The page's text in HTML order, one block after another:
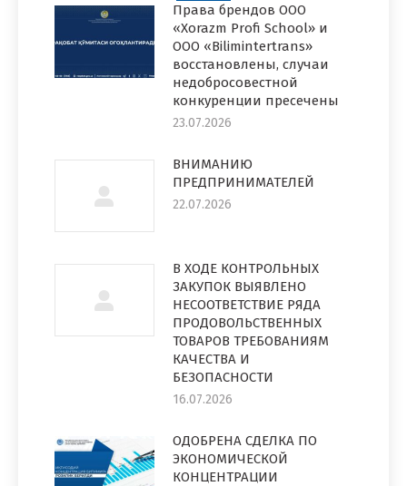
Права брендов ООО
«Xorazm Profi School» и
ООО «Bilimintertrans»
восстановлены, случаи
недобросовестной
конкуренции пресечены
23.07.2026
ВНИМАНИЮ
ПРЕДПРИНИМАТЕЛЕЙ
22.07.2026
В ХОДЕ КОНТРОЛЬНЫХ
ЗАКУПОК ВЫЯВЛЕНО
НЕСООТВЕТСТВИЕ РЯДА
ПРОДОВОЛЬСТВЕННЫХ
ТОВАРОВ ТРЕБОВАНИЯМ
КАЧЕСТВА И
БЕЗОПАСНОСТИ
16.07.2026
ОДОБРЕНА СДЕЛКА ПО
ЭКОНОМИЧЕСКОЙ
КОНЦЕНТРАЦИИ